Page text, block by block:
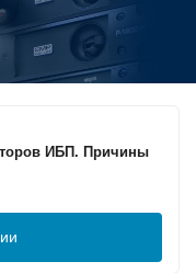
каталоге ANC
ИБП. Причины
складе. Отгрузка